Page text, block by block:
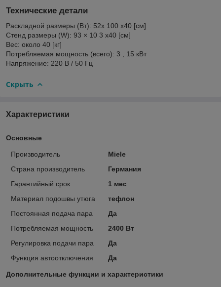
Технические детали
Раскладной размеры (Вт): 52x 100 x40 [см]
Стенд размеры (W): 93 × 10 3 x40 [см]
Вес: около 40 [кг]
Потребляемая мощность (всего): 3 , 15 кВт
Напряжение: 220 В / 50 Гц
Скрыть
Характеристики
Основные
Производитель
Miele
Страна производитель
Германия
Гарантийный срок
1 мес
Материал подошвы утюга
тефлон
Постоянная подача пара
Да
Потребляемая мощность
2400 Вт
Регулировка подачи пара
Да
Функция автоотключения
Да
Дополнительные функции и характеристики